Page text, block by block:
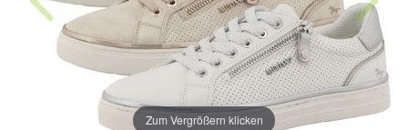
Zum Vergrößern klicken